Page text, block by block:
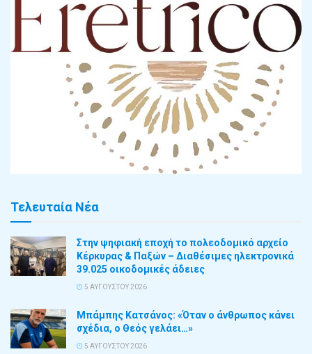
Τελευταία Νέα
Στην ψηφιακή εποχή το πολεοδομικό αρχείο
Κέρκυρας & Παξών – Διαθέσιμες ηλεκτρονικά
39.025 οικοδομικές άδειες
5 ΑΥΓΟΎΣΤΟΥ 2026
Μπάμπης Κατσάνος: «Όταν ο άνθρωπος κάνει
σχέδια, ο Θεός γελάει…»
5 ΑΥΓΟΎΣΤΟΥ 2026